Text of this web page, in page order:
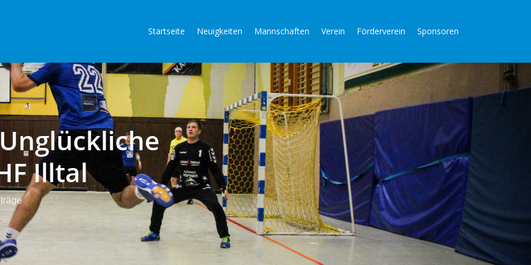
Startseite Neuigkeiten Mannschaften Verein Förderverein Sponsoren
Illtal